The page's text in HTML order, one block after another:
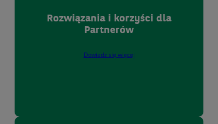
Rozwiązania i korzyści dla
Partnerów
Dowiedz się więcej